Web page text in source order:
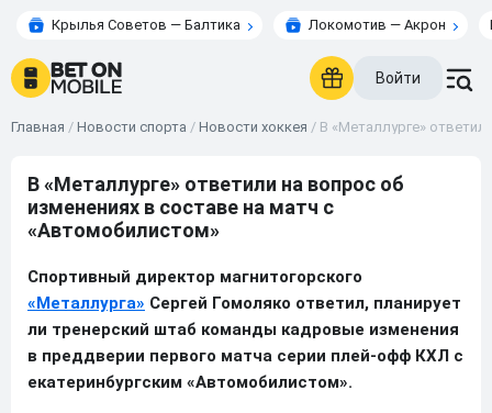
Крылья Советов — Балтика Локомотив — Акрон
Войти
Главная / Новости спорта / Новости хоккея / В «Металлурге»
В «Металлурге» ответили на вопрос об
изменениях в составе на матч с
«Автомобилистом»
Спортивный директор магнитогорского
«Металлурга» Сергей Гомоляко ответил, планирует
ли тренерский штаб команды кадровые изменения
в преддверии первого матча серии плей-офф КХЛ с
екатеринбургским «Автомобилистом».